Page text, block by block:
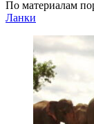
По материалам
Ланки